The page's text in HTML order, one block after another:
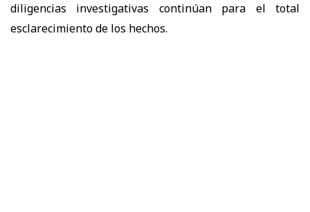
diligencias investigativas continúan para el total
esclarecimiento de los hechos.